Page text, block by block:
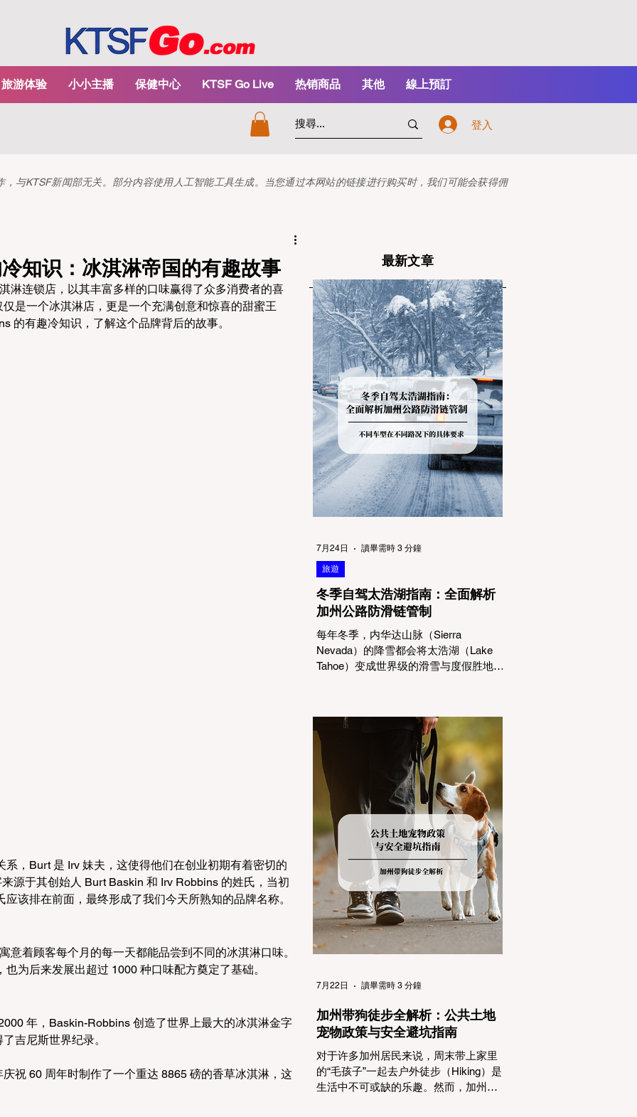
旅游体验 小小主播 保健中心 KTSF Go Live 热销商品 其他 線上預訂
登入
与KTSF新闻部无关。部分内容使用人工智能工具生成。当您通过本网站的链接进行购买时，我们可能会获得佣
识：冰淇淋帝国的有趣故事
淋连锁店，以其丰富多样的口味赢得了众多消费者的喜
是一个冰淇淋店，更是一个充满创意和惊喜的甜蜜王
的有趣冷知识，了解这个品牌背后的故事。
，Burt 是 Irv 妹夫，这使得他们在创业初期有着密切的
源于其创始人 Burt Baskin 和 Irv Robbins 的姓氏，当初
该排在前面，最终形成了我们今天所熟知的品牌名称。
意着顾客每个月的每一天都能品尝到不同的冰淇淋口味。
为后来发展出超过 1000 种口味配方奠定了基础。
年，Baskin-Robbins 创造了世界上最大的冰淇淋金字
吉尼斯世界纪录。
祝 60 周年时制作了一个重达 8865 磅的香草冰淇淋，这
最新文章
冬季自驾太浩湖指南：全面解析
加州公路防滑链管制
每年冬季，内华达山脉（Sierra
Nevada）的降雪都会将太浩湖（Lake
Tahoe）变成世界级的滑雪与度假胜地。
交通局 (Caltrans) 严格的防滑链管制
(Chain Controls)。 不了解这些规定，不
仅可能面临高额罚单或被公路巡警
（CHP）劝返，更可能在冰雪路面上引
发严重的安全事故。本文将为您系统解
析加州的防滑链政策，帮助您明确自己
的车型在不同路况下的具体要求，并为
出行做好充足准备。 一、 核心概念：看
懂加州 R1, R2, R3 管制级别 当恶劣天气
来袭，加州交通局会在公路上启动防滑
链管制，并通过电子路牌指示当前的管
制级别。加州采用三个递进的级别（R1
至R3）来规范通行车辆： R1 管制
(Requirement 1) 规定内容： 所有车辆必
须安装防滑链。 豁免条件： 乘用车
（Light Trucks）只要配备了雪地轮胎
旅遊
7月24日 讀畢需時 3 分鐘
加州带狗徒步全解析：公共土地
宠物政策与安全避坑指南
对于许多加州居民来说，周末带上家里
的“毛孩子”一起去户外徒步（Hiking）是
生活中不可或缺的乐趣。然而，加州拥
7月22日 讀畢需時 3 分鐘